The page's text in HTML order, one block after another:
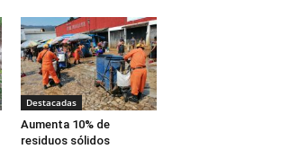
Destacadas
Aumenta 10% de
residuos sólidos